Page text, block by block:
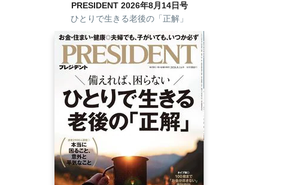
PRESIDENT 2026年8月14日号
ひとりで生きる老後の「正解」